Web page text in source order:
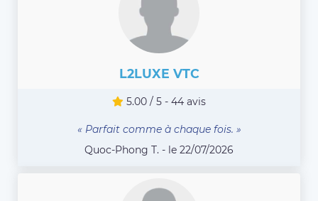
L2LUXE VTC
5.00 / 5 - 44 avis
« Parfait comme à chaque fois. »
Quoc-Phong T. - le 22/07/2026